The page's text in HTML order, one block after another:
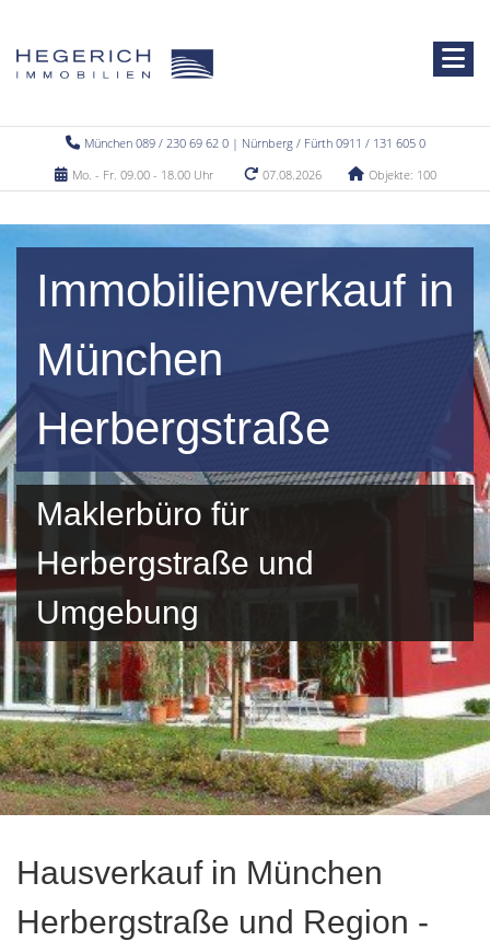
München 089 / 230 69 62 0 | Nürnberg / Fürth 0911 / 131 605 0
Mo. - Fr. 09.00 - 18.00 Uhr
07.08.2026 Objekte: 100
Immobilienverkauf in
München
Herbergstraße
Maklerbüro für
Herbergstraße und
Umgebung
Hausverkauf in München
Herbergstraße und Region -